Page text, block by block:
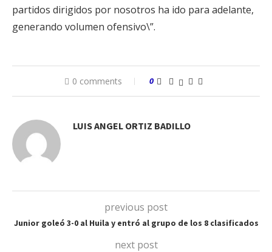
partidos dirigidos por nosotros ha ido para adelante,
generando volumen ofensivo\”.
0 comments 0
LUIS ANGEL ORTIZ BADILLO
previous post
Junior goleó 3-0 al Huila y entró al grupo de los 8 clasificados
next post